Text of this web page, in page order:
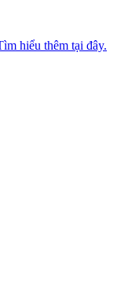
hiểu thêm tại đây.